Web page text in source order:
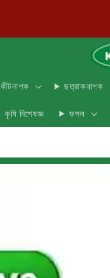
কীটনাশক ছত্রাকনাশক
কৃষি বিশেষজ্ঞ ফসল